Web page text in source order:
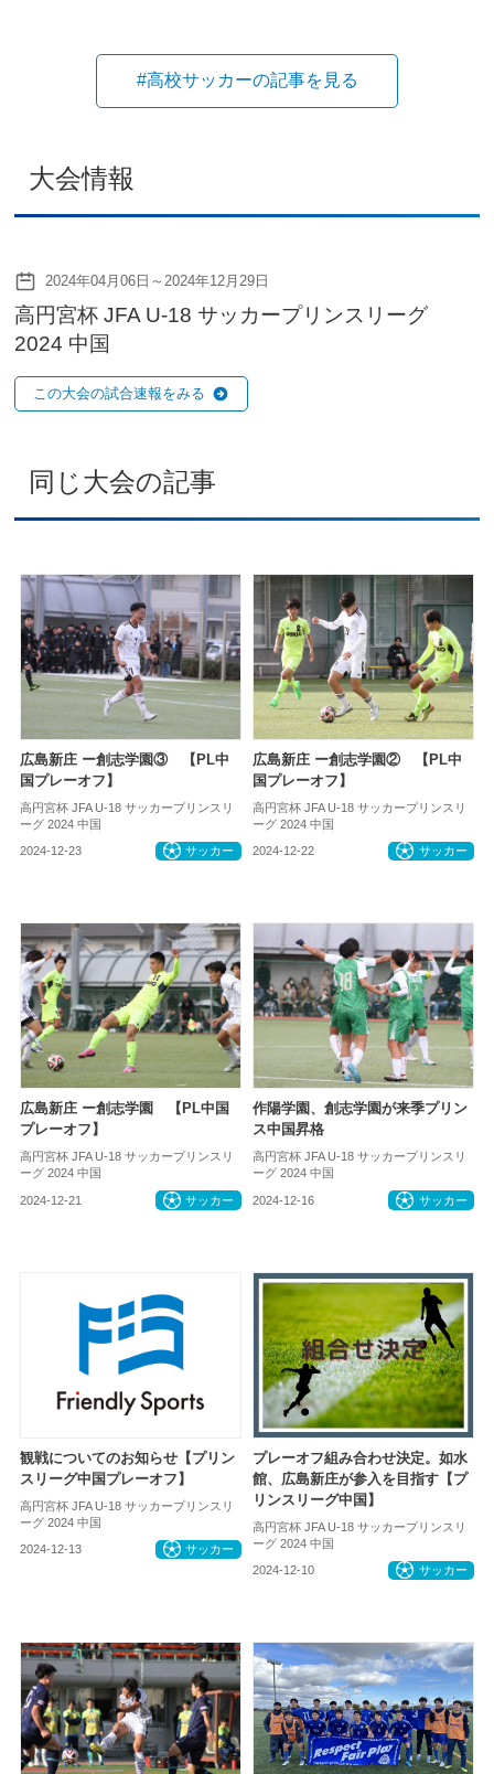
#高校サッカーの記事を見る
大会情報
2024年04月06日～2024年12月29日
高円宮杯 JFA U-18 サッカープリンスリーグ
2024 中国
この大会の試合速報をみる
同じ大会の記事
広島新庄 ー創志学園③ 【PL中
国プレーオフ】
高円宮杯 JFA U-18 サッカープリンスリ
ーグ 2024 中国
2024-12-23 サッカー
広島新庄 ー創志学園② 【PL中
国プレーオフ】
高円宮杯 JFA U-18 サッカープリンスリ
ーグ 2024 中国
2024-12-22 サッカー
広島新庄 ー創志学園 【PL中国
プレーオフ】
高円宮杯 JFA U-18 サッカープリンスリ
ーグ 2024 中国
2024-12-21 サッカー
作陽学園、創志学園が来季プリン
ス中国昇格
高円宮杯 JFA U-18 サッカープリンスリ
ーグ 2024 中国
2024-12-16 サッカー
観戦についてのお知らせ【プリン
スリーグ中国プレーオフ】
高円宮杯 JFA U-18 サッカープリンスリ
ーグ 2024 中国
2024-12-13 サッカー
プレーオフ組み合わせ決定。如水
館、広島新庄が参入を目指す【プ
リンスリーグ中国】
高円宮杯 JFA U-18 サッカープリンスリ
ーグ 2024 中国
2024-12-10 サッカー